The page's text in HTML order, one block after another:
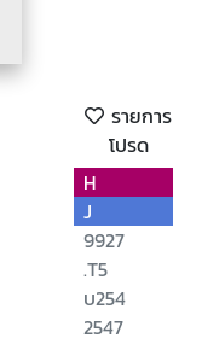
รายการ
โปรด
H
J
9927
.T5
บ254
2547